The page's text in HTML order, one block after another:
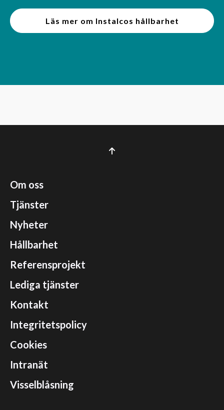
Läs mer om Instalcos hållbarhet
Om oss
Tjänster
Nyheter
Hållbarhet
Referensprojekt
Lediga tjänster
Kontakt
Integritetspolicy
Cookies
Intranät
Visselblåsning